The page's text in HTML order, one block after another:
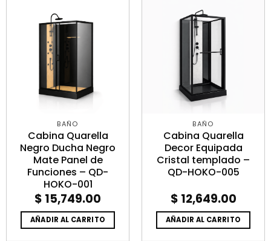
BAÑO
Cabina Quarella
Negro Ducha Negro
Mate Panel de
Funciones – QD-
HOKO-001
$ 15,749.00
AÑADIR AL CARRITO
BAÑO
Cabina Quarella
Decor Equipada
Cristal templado –
QD-HOKO-005
$ 12,649.00
AÑADIR AL CARRITO